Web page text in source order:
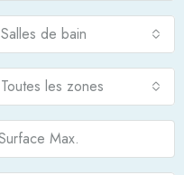
Salles de bain
Toutes les zones